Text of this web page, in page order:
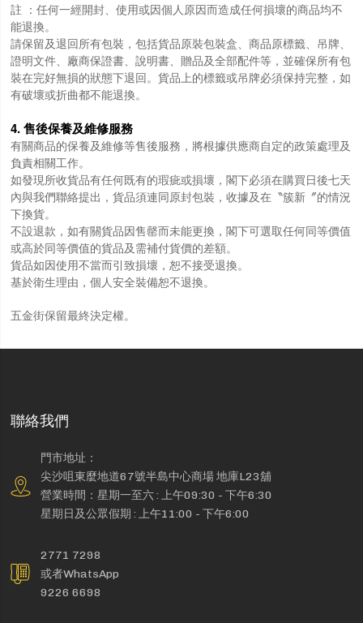
註 ：任何一經開封、使用或因個人原因而造成任何損壞的商品均不
能退換。
請保留及退回所有包裝，包括貨品原裝包裝盒、商品原標籤、吊牌、
證明文件、廠商保證書、說明書、贈品及全部配件等，並確保所有包
裝在完好無損的狀態下退回。貨品上的標籤或吊牌必須保持完整，如
有破壞或折曲都不能退換。
4. 售後保養及維修服務
有關商品的保養及維修等售後服務，將根據供應商自定的政策處理及
負責相關工作。
如發現所收貨品有任何既有的瑕疵或損壞，閣下必須在購買日後七天
內與我們聯絡提出，貨品須連同原封包裝，收據及在〝簇新〞的情況
下換貨。
不設退款，如有關貨品因售罄而未能更換，閣下可選取任何同等價值
或高於同等價值的貨品及需補付貨價的差額。
貨品如因使用不當而引致損壞，恕不接受退換。
基於衛生理由，個人安全裝備恕不退換。
五金街保留最終決定權。
聯絡我們
門市地址：
尖沙咀東麼地道67號半島中心商場 地庫L23舖
營業時間：星期一至六 : 上午09:30 - 下午6:30
星期日及公眾假期 : 上午11:00 - 下午6:00
2771 7298
或者WhatsApp
9226 6698